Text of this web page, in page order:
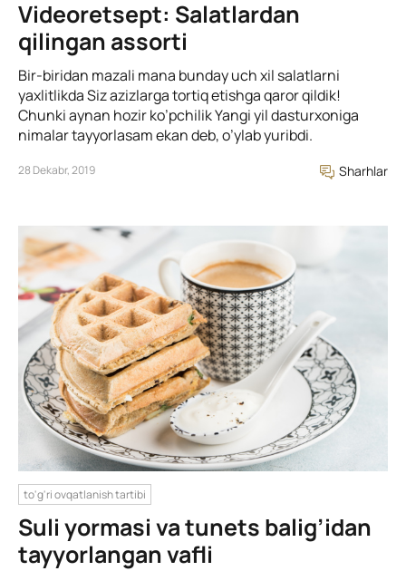
Videoretsept: Salatlardan
qilingan assorti
Bir-biridan mazali mana bunday uch xil salatlarni
yaxlitlikda Siz azizlarga tortiq etishga qaror qildik!
Chunki aynan hozir ko’pchilik Yangi yil dasturxoniga
nimalar tayyorlasam ekan deb, o’ylab yuribdi.
28 Dekabr, 2019 Sharhlar
to'g'ri ovqatlanish tartibi
Suli yormasi va tunets balig’idan
tayyorlangan vafli